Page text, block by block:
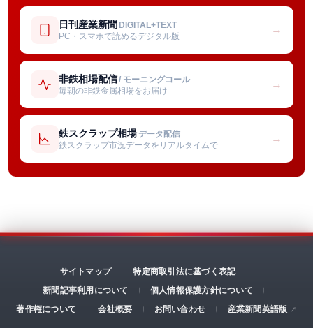
日刊産業新聞 DIGITAL+TEXT
PC・スマホで読めるデジタル版
→
非鉄相場配信/ モーニングコール
毎朝の非鉄金属相場をお届け
→
鉄スクラップ相場 データ配信
鉄スクラップ市況データをリアルタイムで
→
サイトマップ
特定商取引法に基づく表記
新聞記事利用について
個人情報保護方針について
著作権について
会社概要 お問い合わせ 産業新聞英語版